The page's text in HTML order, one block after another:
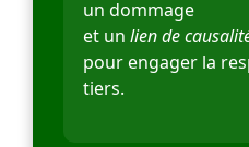
un dommage
et un lien de
pour engager la
tiers.